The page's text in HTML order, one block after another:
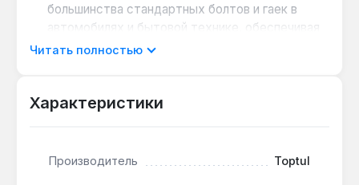
большинства стандартных болтов и гаек в
автомобилях и бытовой технике, обеспечивая
точное обжатие без повреждения граней.
в углублениях, сохраняя компактность для
Материал для интенсивных нагрузок:
Читать полностью
Характеристики
Производитель Toptul